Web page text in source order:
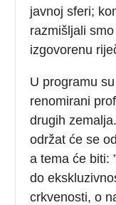
javnoj sferi;
razmišljali
izgovorenu
U programu
renomirani
drugih
održat će se
a tema će biti:
do
crkvenosti, o